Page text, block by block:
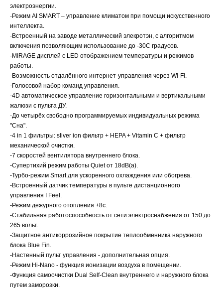
электроэнергии.
-Режим AI SMART – управление климатом при помощи искусственного
интеллекта.
-Встроенный на заводе металлический элекротэн, с алгоритмом
включения позволяющим использование до -30С градусов.
-MIRAGE дисплей с LED отображением температуры и режимов
работы.
-Возможность отдалённого интернет-управления через Wi-Fi.
-Голосовой набор команд управления.
-4D автоматическое управление горизонтальными и вертикальными
жалюзи с пульта ДУ.
-До четырёх свободно программируемых индивидуальных режима
"Сна".
-4 in 1 фильтры: sliver ion фильтр + HEPA + Vitamin C + фильтр
механической очистки.
-7 скоростей вентилятора внутреннего блока.
-Супертихий режим работы Quiet от 18dB(a).
-Турбо-режим Smart для ускоренного охлаждения или обогрева.
-Встроенный датчик температуры в пульте дистанционного
управления I Feel.
-Режим дежурного отопления +8с.
-Стабильная работоспособность от сети электроснабжения от 150 до
265 вольт.
-Защитное антикоррозийное покрытие теплообменника наружного
блока Blue Fin.
-Настенный пульт управления - дополнительная опция.
-Режим Hi-Nano - функция ионизации воздуха в помещении.
-Функция самоочистки Dual Self-Clean внутреннего и наружного блока
путем заморозки.